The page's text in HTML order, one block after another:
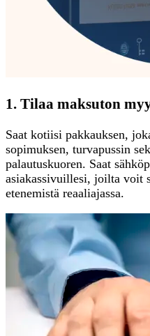
1. Tilaa maksuton
Saat kotiisi pakkauksen,
sopimuksen, turvapussin
palautuskuoren. Saat
asiakassivuillesi, joilta voit
etenemistä reaaliajassa.